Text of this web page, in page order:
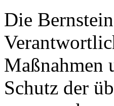
Die
Maßnahmen
Schutz der